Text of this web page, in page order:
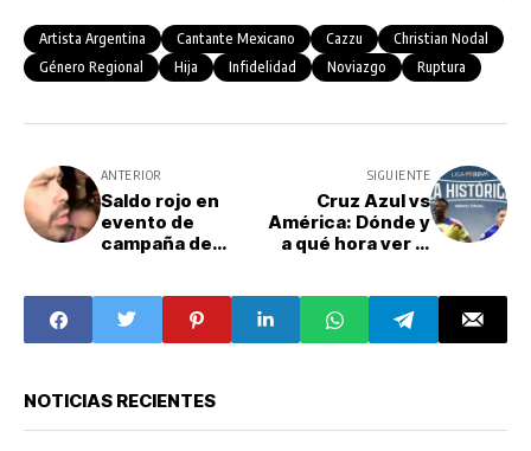
Artista Argentina Cantante Mexicano Cazzu
Christian Nodal
Género Regional
Hija Infidelidad Noviazgo Ruptura
ANTERIOR
Saldo rojo en
evento de
campaña de
y 80 heridos
SIGUIENTE
Cruz Azul vs
América: Dónde y
a qué hora ver la
2024
NOTICIAS RECIENTES